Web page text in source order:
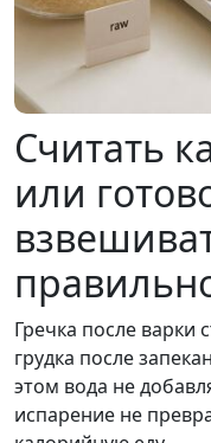
Считать
или
Гречка после варки
грудка после
этом вода не
испарение не